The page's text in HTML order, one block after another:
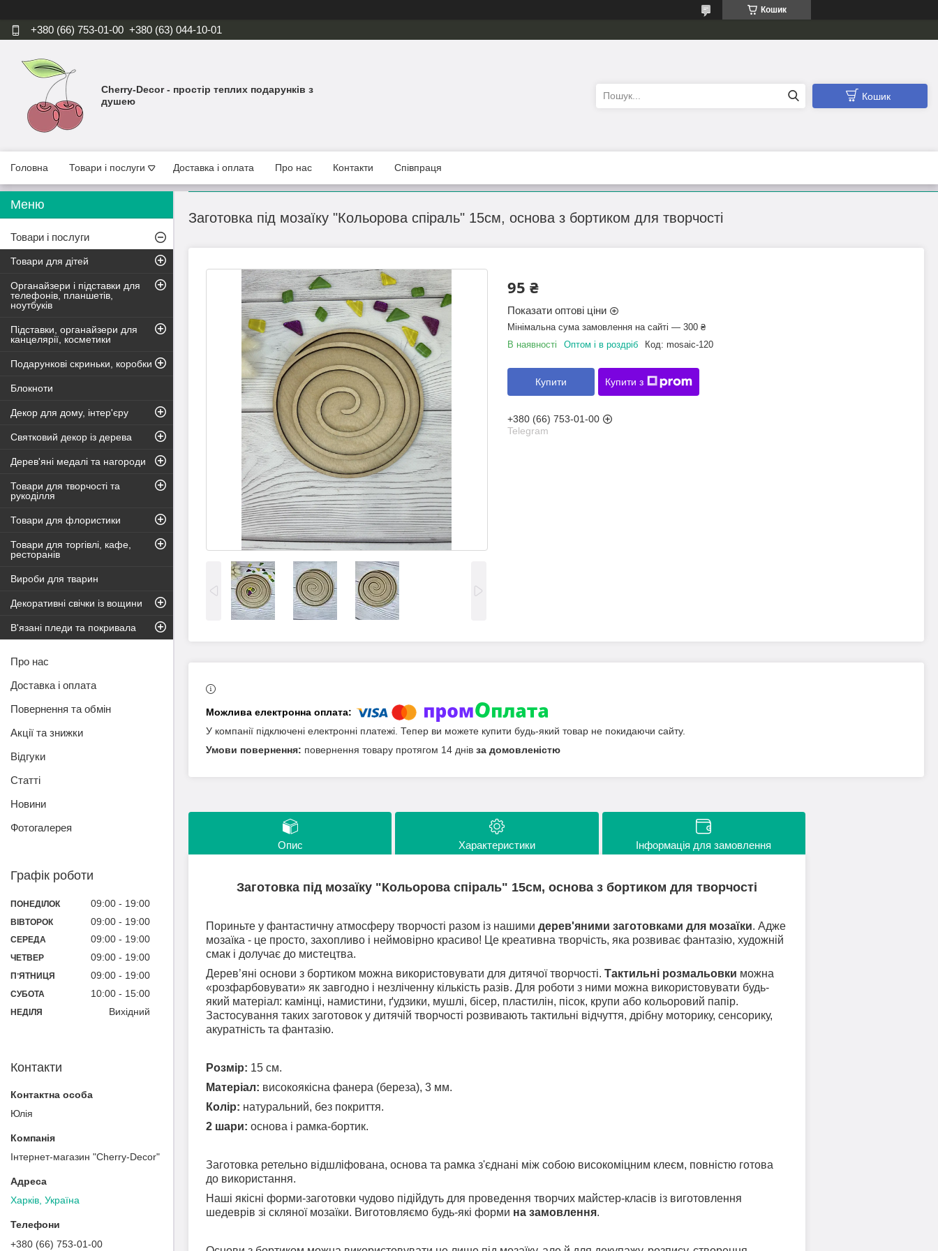
Кошик
+380 (66) 753-01-00 +380 (63) 044-10-01
Cherry-Decor - простір теплих подарунків з
душею
Кошик
Головна Товари і послуги Доставка і оплата Про нас Контакти Співпраця
Заготовка під мозаїку "Кольорова спіраль" 15см, основа з бортиком для творчості
95 ₴
Показати оптові ціни
Мінімальна сума замовлення на сайті — 300 ₴
В наявності
Оптом і в роздріб Код: mosaic-120
Купити Купити з
+380 (66) 753-01-00
Telegram
У компанії підключені електронні платежі. Тепер ви можете купити будь-який товар не покидаючи сайту.
повернення товару протягом 14 днів за домовленістю
Опис Характеристики Інформація для замовлення
Заготовка під мозаїку "Кольорова спіраль" 15см, основа з бортиком для творчості
Пориньте у фантастичну атмосферу творчості разом із нашими дерев'яними заготовками для мозаїки. Адже
мозаїка - це просто, захопливо і неймовірно красиво! Це креативна творчість, яка розвиває фантазію, художній
смак і долучає до мистецтва.
Дерев’яні основи з бортиком можна використовувати для дитячої творчості. Тактильні розмальовки можна
«розфарбовувати» як завгодно і незліченну кількість разів. Для роботи з ними можна використовувати будь-
який матеріал: камінці, намистини, ґудзики, мушлі, бісер, пластилін, пісок, крупи або кольоровий папір.
Застосування таких заготовок у дитячій творчості розвивають тактильні відчуття, дрібну моторику, сенсорику,
акуратність та фантазію.
Розмір: 15 см.
Матеріал: високоякісна фанера (береза), 3 мм.
Колір: натуральний, без покриття.
2 шари: основа і рамка-бортик.
Заготовка ретельно відшліфована, основа та рамка з'єднані між собою високоміцним клеєм, повністю готова
до використання.
Наші якісні форми-заготовки чудово підійдуть для проведення творчих майстер-класів із виготовлення
шедеврів зі скляної мозаїки. Виготовляємо будь-які форми на замовлення.
Товари і послуги
Товари для дітей
Органайзери і підставки для
телефонів, планшетів,
ноутбуків
Підставки, органайзери для
канцелярії, косметики
Подарункові скриньки, коробки
Блокноти
Декор для дому, інтер'єру
Святковий декор із дерева
Дерев'яні медалі та нагороди
Товари для творчості та
рукоділля
Товари для флористики
Товари для торгівлі, кафе,
ресторанів
Вироби для тварин
Декоративні свічки із вощини
В'язані пледи та покривала
Про нас
Доставка і оплата
Повернення та обмін
Акції та знижки
Відгуки
Статті
Новини
Фотогалерея
Графік роботи
ПОНЕДІЛОК 09:00 19:00
ВІВТОРОК 09:00 19:00
СЕРЕДА 09:00 19:00
ЧЕТВЕР 09:00 19:00
ПʼЯТНИЦЯ 09:00 19:00
СУБОТА 10:00 15:00
НЕДІЛЯ Вихідний
Контакти
Юлія
Інтернет-магазин "Cherry-Decor"
Харків, Україна
+380 (66) 753-01-00